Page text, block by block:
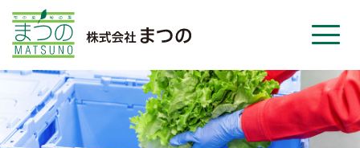
ホーム
事業紹介
会社紹介